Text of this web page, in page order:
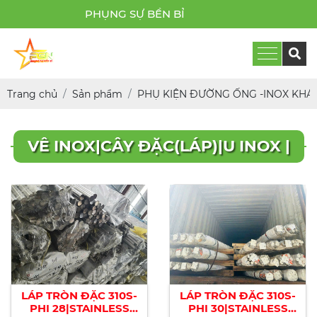
PHỤNG SỰ BỀN BỈ
Trang chủ Sản phẩm PHỤ KIỆN ĐƯỜNG ỐNG -INOX
VÊ INOX|CÂY ĐẶC(LÁP)|U INOX |
LÁP TRÒN ĐẶC 310S-
PHI 28|STAINLESS
LÁP TRÒN ĐẶC 310S-
PHI 30|STAINLESS